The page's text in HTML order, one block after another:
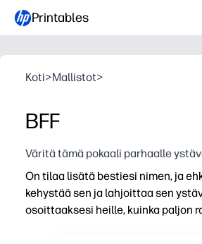
Printables
Koti>Mallistot>
BFF
Väritä tämä pokaali parhaalle
On tilaa lisätä bestiesi nimen, ja
kehystää sen ja lahjoittaa sen
osoittaaksesi heille, kuinka paljon